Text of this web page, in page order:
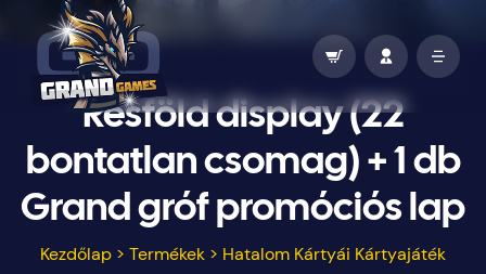
Résföld display (22
bontatlan csomag) + 1 db
Grand gróf promóciós lap
Kezdőlap > Termékek > Hatalom Kártyái Kártyajáték